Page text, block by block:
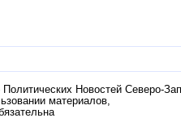
Политических Новостей Северо-
материалов,